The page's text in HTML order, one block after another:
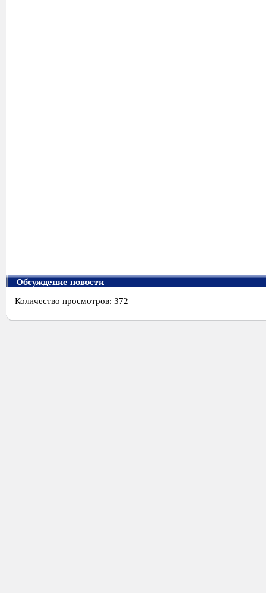
Обсуждение новости
Количество просмотров: 372